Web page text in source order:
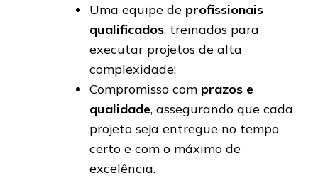
Uma equipe de profissionais
qualificados, treinados para
executar projetos de alta
complexidade;
Compromisso com prazos e
qualidade, assegurando que cada
projeto seja entregue no tempo
certo e com o máximo de
excelência.